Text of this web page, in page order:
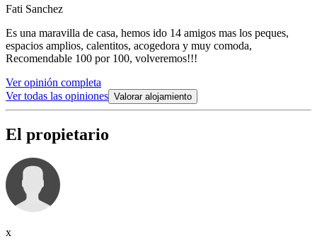
Fati Sanchez
Es una maravilla de casa, hemos ido 14 amigos mas los peques,
espacios amplios, calentitos, acogedora y muy comoda,
Recomendable 100 por 100, volveremos!!!
Ver opinión completa
Ver todas las opiniones Valorar alojamiento
El propietario
x